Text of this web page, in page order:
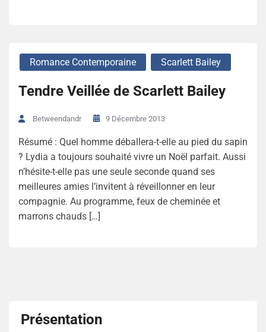
Romance Contemporaine Scarlett Bailey
Tendre Veillée de Scarlett Bailey
Betweendandr 9 Décembre 2013
Résumé : Quel homme déballera-t-elle au pied du sapin
? Lydia a toujours souhaité vivre un Noël parfait. Aussi
n’hésite-t-elle pas une seule seconde quand ses
meilleures amies l’invitent à réveillonner en leur
compagnie. Au programme, feux de cheminée et
marrons chauds […]
Présentation